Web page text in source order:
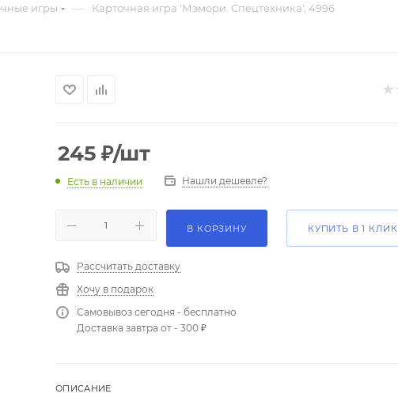
игры — Карточная игра 'Мэмори. Спецтехника', 4996
245 ₽/шт
Есть в наличии Нашли дешевле?
В КОРЗИНУ КУПИТЬ В 1 КЛИК
Рассчитать доставку
Хочу в подарок
Самовывоз сегодня - бесплатно
Доставка завтра от - 300 ₽
ОПИСАНИЕ